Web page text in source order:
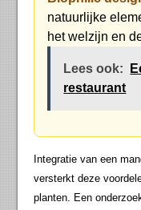
natuurlijke
het welzijn en
Lees ook:
restaurant
Integratie van een
versterkt deze
planten. Een